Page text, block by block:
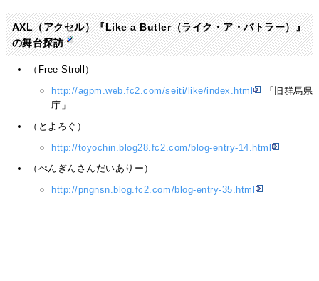
AXL（アクセル）『Like a Butler（ライク・ア・バトラー）』
の舞台探訪
（Free Stroll）
http://agpm.web.fc2.com/seiti/like/index.html
「旧群馬県
庁」
（とよろぐ）
http://toyochin.blog28.fc2.com/blog-entry-14.html
（ぺんぎんさんだいありー）
http://pngnsn.blog.fc2.com/blog-entry-35.html